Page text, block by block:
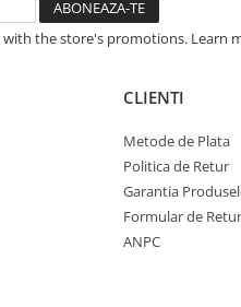
the store's promotions. Learn
CLIENTI
Metode de Plata
Politica de Retur
Garantia
Formular de Retur
ANPC